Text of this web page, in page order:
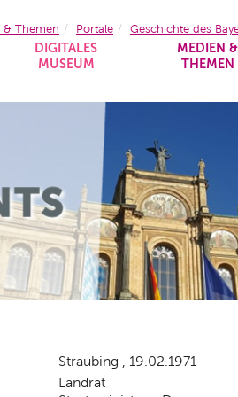
DIGITALES
MUSEUM
MEDIEN &
THEMEN
& Themen Portale Geschichte des
Straubing , 19.02.1971
Landrat